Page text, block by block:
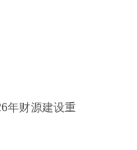
年财源建设重